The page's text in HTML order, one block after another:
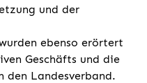
und der
ebenso erörtert
Geschäfts und die
den Landesverband.